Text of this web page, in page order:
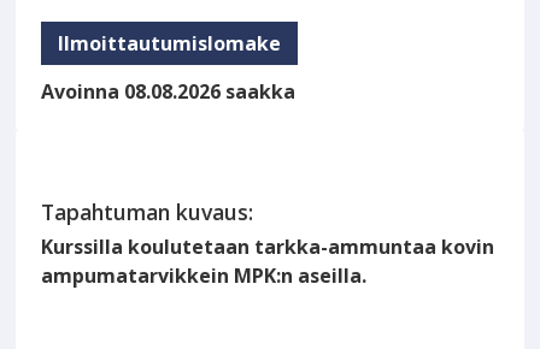
Ilmoittautumislomake
Avoinna 08.08.2026 saakka
Tapahtuman kuvaus:
Kurssilla koulutetaan tarkka-ammuntaa kovin
ampumatarvikkein MPK:n aseilla.